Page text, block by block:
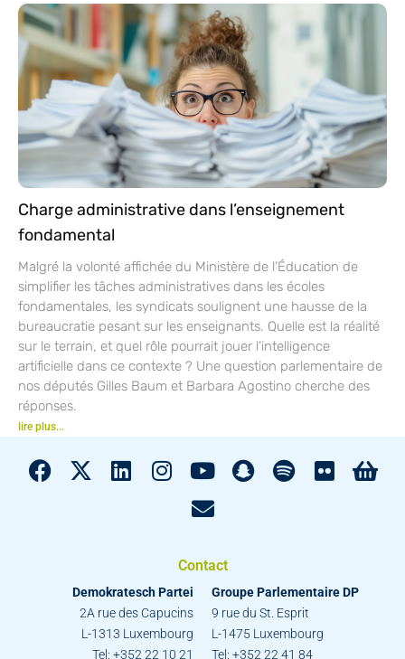
Charge administrative dans l’enseignement
fondamental
Malgré la volonté affichée du Ministère de l’Éducation de
simplifier les tâches administratives dans les écoles
fondamentales, les syndicats soulignent une hausse de la
bureaucratie pesant sur les enseignants. Quelle est la réalité
sur le terrain, et quel rôle pourrait jouer l’intelligence
artificielle dans ce contexte ? Une question parlementaire de
nos députés Gilles Baum et Barbara Agostino cherche des
réponses.
lire plus...
Contact
Demokratesch Partei
2A rue des Capucins
L-1313 Luxembourg
Tel: +352 22 10 21
Groupe Parlementaire DP
9 rue du St. Esprit
L-1475 Luxembourg
Tel: +352 22 41 84